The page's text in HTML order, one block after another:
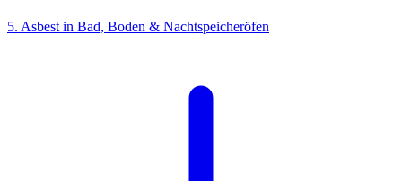
5. Asbest in Bad, Boden & Nachtspeicheröfen